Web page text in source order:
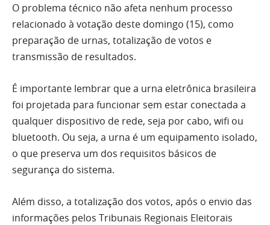
O problema técnico não afeta nenhum processo
relacionado à votação deste domingo (15), como
preparação de urnas, totalização de votos e
transmissão de resultados.
É importante lembrar que a urna eletrônica brasileira
foi projetada para funcionar sem estar conectada a
qualquer dispositivo de rede, seja por cabo, wifi ou
bluetooth. Ou seja, a urna é um equipamento isolado,
o que preserva um dos requisitos básicos de
segurança do sistema.
Além disso, a totalização dos votos, após o envio das
informações pelos Tribunais Regionais Eleitorais